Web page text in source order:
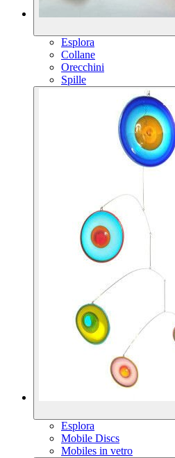
Esplora
Collane
Orecchini
Spille
Esplora
Mobile Discs
Mobiles in vetro